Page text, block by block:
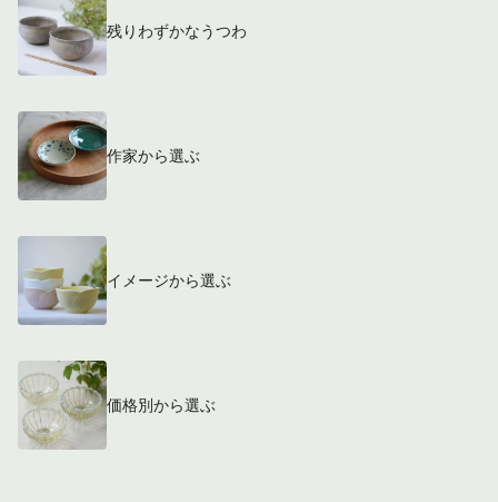
残りわずかなうつわ
作家から選ぶ
イメージから選ぶ
価格別から選ぶ